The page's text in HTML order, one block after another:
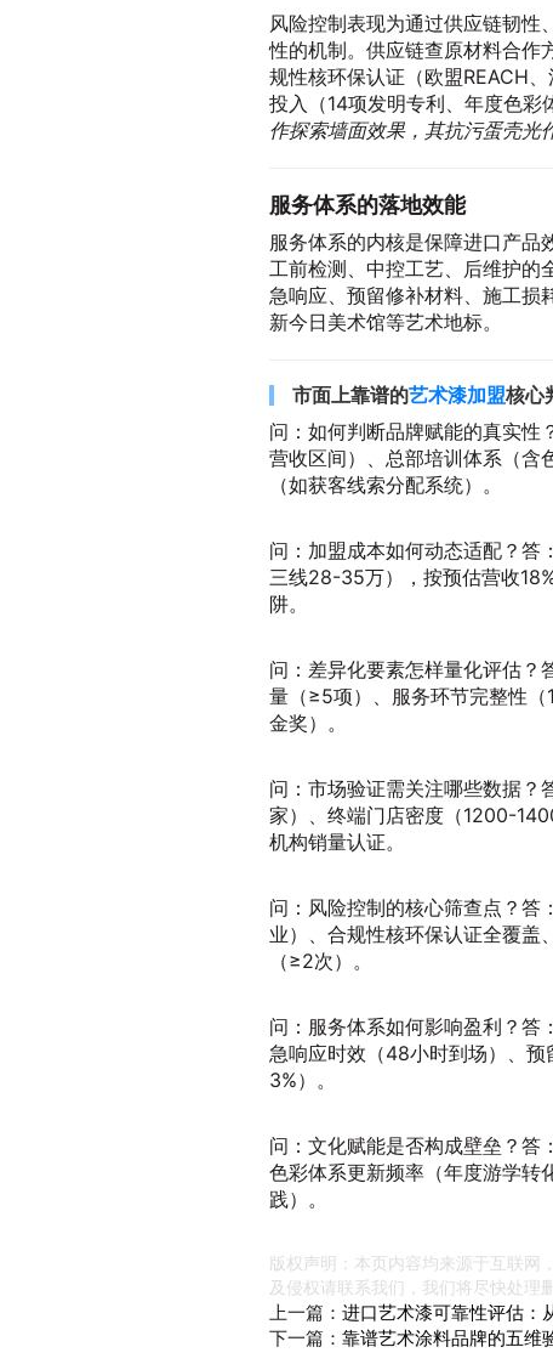
风险控制表现为通过供应链韧性
性的机制。供应链查原材料合作
规性核环保认证（欧盟REACH
投入（14项发明专利、年度色彩
作探索墙面效果，其抗污蛋壳光
服务体系的落地效能
服务体系的内核是保障进口产品
工前检测、中控工艺、后维护的
急响应、预留修补材料、施工损
新今日美术馆等艺术地标。
市面上靠谱的艺术漆加盟核心
问：如何判断品牌赋能的真实性
营收区间）、总部培训体系（含
（如获客线索分配系统）。
问：加盟成本如何动态适配？
三线28-35万），按预估营收
阱。
问：差异化要素怎样量化评估？
量（≥5项）、服务环节完整性
金奖）。
问：市场验证需关注哪些数据？
家）、终端门店密度（1200-
机构销量认证。
问：风险控制的核心筛查点？答
业）、合规性核环保认证全覆盖
（≥2次）。
问：服务体系如何影响盈利？答
急响应时效（48小时到场）、
3%）。
问：文化赋能是否构成壁垒？答
色彩体系更新频率（年度游学转
践）。
版权声明：本页内容均来源于互联网
及侵权请联系我们，我们将尽快处理删
上一篇： 进口艺术漆可靠性评估：
下一篇： 靠谱艺术涂料品牌的五维